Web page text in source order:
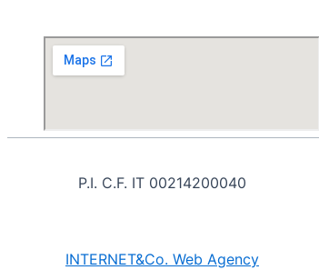
P.I. C.F. IT 00214200040
INTERNET&Co. Web Agency